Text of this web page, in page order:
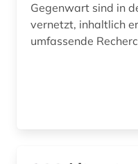
Gegenwart sind in
vernetzt, inhaltlich
umfassende